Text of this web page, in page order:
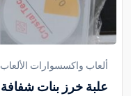
ألعاب واكسسوارات الألعاب
علبة خرز بنات شفافة